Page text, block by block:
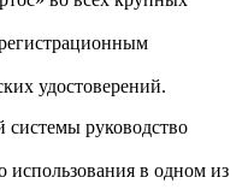
удостоверений.
руководство
использования в одном из